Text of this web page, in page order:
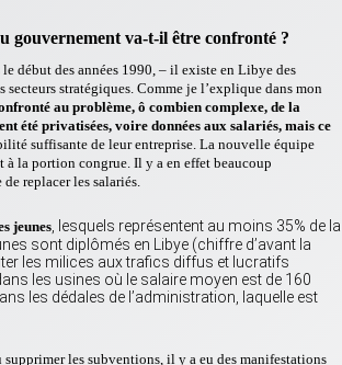
gouvernement va-t-il être confronté ?
début des années 1990, – il existe en Libye des
secteurs stratégiques. Comme je l’explique dans mon
au problème, ô combien complexe, de la
été privatisées, voire données aux salariés, mais ce
suffisante de leur entreprise. La nouvelle équipe
la portion congrue. Il y a en effet beaucoup
replacer les salariés.
jeunes, lesquels représentent au moins 35% de la
sont diplômés en Libye (chiffre d’avant la
les milices aux trafics diffus et lucratifs
les usines où le salaire moyen est de 160
les dédales de l’administration, laquelle est
les subventions, il y a eu des manifestations